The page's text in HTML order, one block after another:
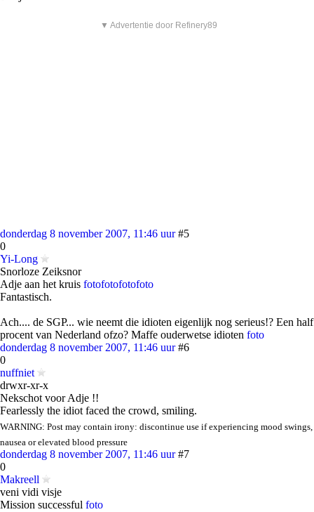
▼ Advertentie door Refinery89
donderdag 8 november 2007, 11:46 uur #5
0
Yi-Long
Snorloze Zeiksnor
Adje aan het kruis fotofotofotofoto
Fantastisch.
Ach.... de SGP... wie neemt die idioten eigenlijk nog serieus!? Een half
procent van Nederland ofzo? Maffe ouderwetse idioten foto
donderdag 8 november 2007, 11:46 uur #6
0
nuffniet
drwxr-xr-x
Nekschot voor Adje !!
Fearlessly the idiot faced the crowd, smiling.
WARNING: Post may contain irony: discontinue use if experiencing mood swings,
nausea or elevated blood pressure
donderdag 8 november 2007, 11:46 uur #7
0
Makreell
veni vidi visje
Mission successful foto